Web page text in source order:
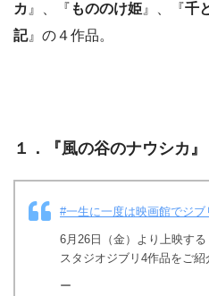
カ 』、『 もののけ姫 』、『千
記』の４作品。
１．『風の谷のナウシカ
#一生に一度は映画館でジブ
6月26日（金）より上映する
スタジオジブリ4作品をご紹
ー